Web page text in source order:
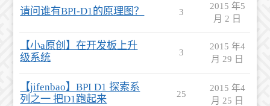
请问谁有BPI-D1的原理图？ 3
2015 年5
月 2 日
【小a原创】在开发板上升
级系统
3
2015 年4
月 29 日
【jifenbao】BPI D1 探索系
列之一 把D1跑起来
25
2015 年4
月 25 日